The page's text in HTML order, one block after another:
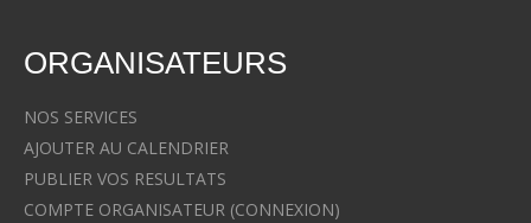
ORGANISATEURS
NOS SERVICES
AJOUTER AU CALENDRIER
PUBLIER VOS RESULTATS
COMPTE ORGANISATEUR (CONNEXION)